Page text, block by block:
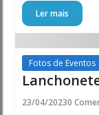
Ler mais
Fotos de Eventos
23/04/20230